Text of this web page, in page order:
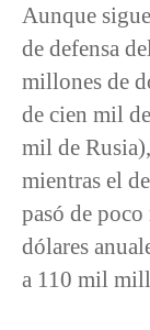
Aunque
de defensa
millones de
de cien mil
mil de
mientras el
pasó de
dólares
a 110 mil